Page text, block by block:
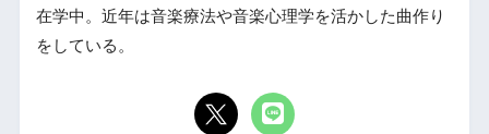
在学中。近年は音楽療法や音楽心理学を活かした曲作り
をしている。